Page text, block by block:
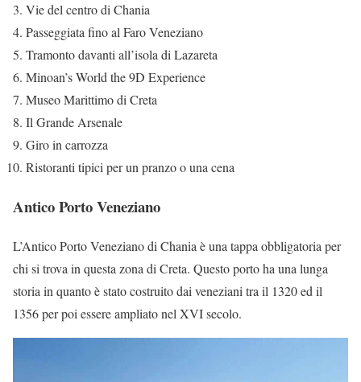
Vie del centro di Chania
Passeggiata fino al Faro Veneziano
Tramonto davanti all’isola di Lazareta
Minoan’s World the 9D Experience
Museo Marittimo di Creta
Il Grande Arsenale
Giro in carrozza
Ristoranti tipici per un pranzo o una cena
Antico Porto Veneziano
L’Antico Porto Veneziano di Chania è una tappa obbligatoria per
chi si trova in questa zona di Creta. Questo porto ha una lunga
storia in quanto è stato costruito dai veneziani tra il 1320 ed il
1356 per poi essere ampliato nel XVI secolo.